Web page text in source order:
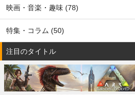
映画・音楽・趣味 (78)
特集・コラム (50)
注目のタイトル